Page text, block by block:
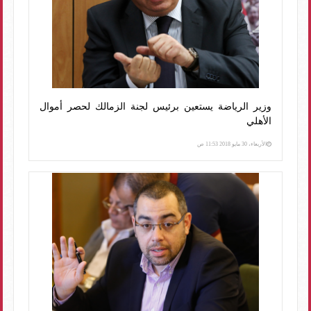
وزير الرياضة يستعين برئيس لجنة الزمالك لحصر أموال
الأهلي
الأربعاء، 30 مايو 2018 11:53 ص